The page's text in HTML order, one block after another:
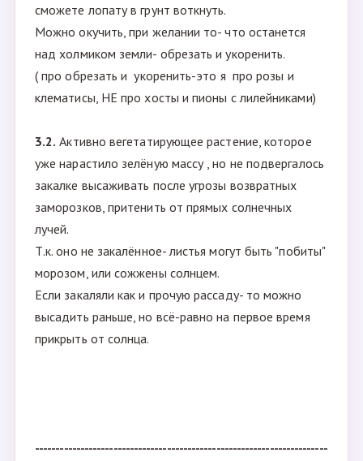
сможете лопату в грунт воткнуть.
Можно окучить, при желании то- что останется
над холмиком земли- обрезать и укоренить.
( про обрезать и укоренить-это я про розы и
клематисы, НЕ про хосты и пионы с лилейниками)
3.2. Активно вегетатирующее растение, которое
уже нарастило зелёную массу , но не подвергалось
закалке высаживать после угрозы возвратных
заморозков, притенить от прямых солнечных
лучей.
Т.к. оно не закалённое- листья могут быть "побиты"
морозом, или сожжены солнцем.
Если закаляли как и прочую рассаду- то можно
высадить раньше, но всё-равно на первое время
прикрыть от солнца.
-----------------------------------------------------------------------